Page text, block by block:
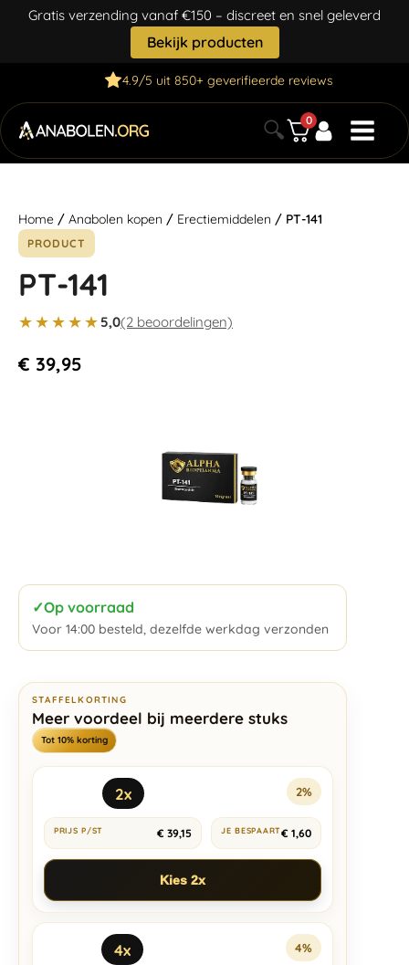
Gratis verzending vanaf €150 – discreet en snel geleverd
Bekijk producten
4.9/5 uit 850+ geverifieerde reviews
🔍 0
Home / Anabolen kopen / Erectiemiddelen / PT-141
PRODUCT
PT-141
★★★★★ 5,0(2 beoordelingen)
€ 39,95
✓Op voorraad
Voor 14:00 besteld, dezelfde werkdag verzonden
STAFFELKORTING
Meer voordeel bij meerdere stuks
Tot 10% korting
2x 2%
€ 39,15 € 1,60
Kies 2x
4x 4%